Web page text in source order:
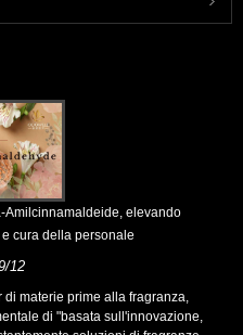
Amilcinnamaldeide, elevando
cura della personale
12
materie prime alla fragranza,
di "basata sull'innovazione,